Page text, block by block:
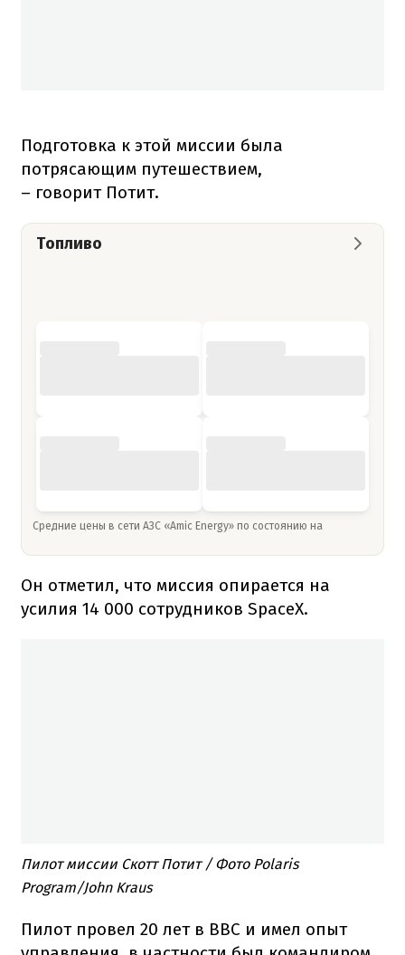
Подготовка к этой миссии была
потрясающим путешествием,
– говорит Потит.
Топливо
Средние цены в сети АЗС «Amic Energy» по состоянию на
Он отметил, что миссия опирается на
усилия 14 000 сотрудников SpaceX.
Пилот миссии Скотт Потит / Фото Polaris
Program/John Kraus
Пилот провел 20 лет в ВВС и имел опыт